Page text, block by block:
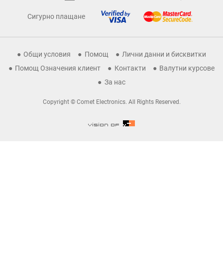
Сигурно плащане
Общи условия Помощ
Лични данни и бисквитки
Помощ Означения клиент
Контакти
Валутни курсове
За нас
Copyright © Comet Electronics. All Rights Reserved.